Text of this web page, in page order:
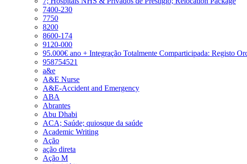
7400-230
7750
8200
8600-174
9120-000
95.000€ ano + Integração Totalmente Comparticipada: Registo
958754521
a&e
A&E Nurse
A&E-Accident and Emergency
ABA
Abrantes
Abu Dhabi
ACA; Saúde; quiosque da saúde
Academic Writing
Ação
ação direta
Ação M